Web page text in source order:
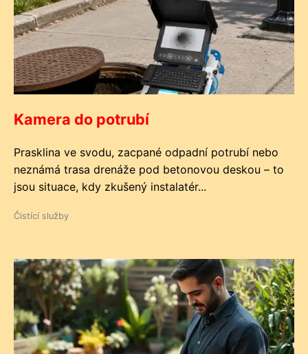
Kamera do potrubí
Prasklina ve svodu, zacpané odpadní potrubí nebo
neznámá trasa drenáže pod betonovou deskou – to
jsou situace, kdy zkušený instalatér...
Čistící služby